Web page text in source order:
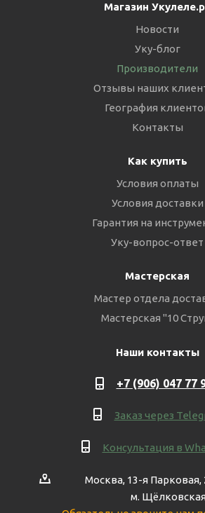
Магазин
Новости
Уку-блог
Производители
Отзывы наших
География
Контакты
Как купить
Условия оплаты
Условия доставки
Гарантия на
Уку-вопрос-ответ
Мастерская
Мастер отдела
Мастерская "10
Наши контакты
+7 (906) 047 77
Заказ через
Консультация в
Москва, 13-я Парковая,
м.